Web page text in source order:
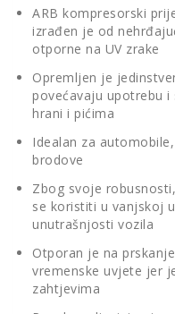
ARB kompresorski
izrađen je od
otporne na UV zrake
Opremljen je
povećavaju upotrebu
hrani i pićima
Idealan za
brodove
Zbog svoje
se koristiti u vanjskoj
unutrašnjosti vozila
Otporan je na
vremenske uvjete jer
zahtjevima